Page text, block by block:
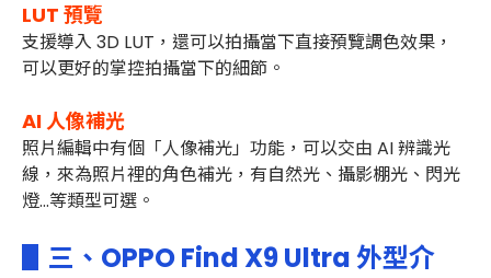
LUT 預覽
支援導入 3D LUT，還可以拍攝當下直接預覽調色效果，
可以更好的掌控拍攝當下的細節。
AI 人像補光
照片編輯中有個「人像補光」功能，可以交由 AI 辨識光
線，來為照片裡的角色補光，有自然光、攝影棚光、閃光
燈...等類型可選。
▋三、OPPO Find X9 Ultra 外型介